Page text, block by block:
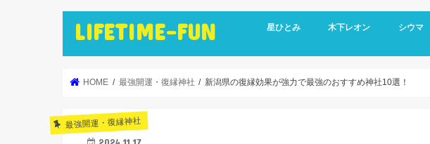
LIFETIME-FUN 星ひとみ 木下レオン シウマ
HOME 最強開運・復縁神社 新潟県の復縁効果が強力で最強のおすすめ神社10選！
最強開運・復縁神社